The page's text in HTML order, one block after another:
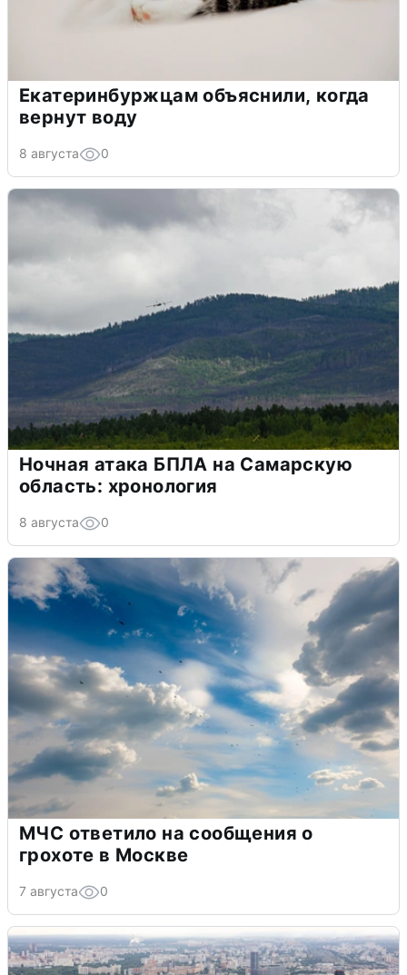
Екатеринбуржцам объяснили, когда
вернут воду
8 августа 0
Ночная атака БПЛА на Самарскую
область: хронология
8 августа 0
МЧС ответило на сообщения о
грохоте в Москве
7 августа 0